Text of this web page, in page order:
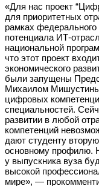
«Для нас проект
для приоритетных
рамках федерального
потенциала ИТ-
национальной
что этот проект
экономического
были запущены
Михаилом
цифровых
специальностей.
развитии в любой
компетенций
дают студенту
основному профилю.
у выпускника вуза
высокой
мире», —